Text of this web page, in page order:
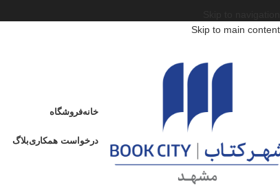
Skip to main content
خانهفروشگاه
درخواست همکاریبلاگ